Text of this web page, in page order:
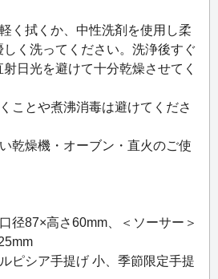
く拭くか、中性洗剤を使用し柔
く洗ってください。洗浄後すぐ
日光を避けて十分乾燥させてく
ことや煮沸消毒は避けてくださ
乾燥機・オーブン・直火のご使
径87×高さ60mm、＜ソーサー＞
ピシア手提げ 小、季節限定手提